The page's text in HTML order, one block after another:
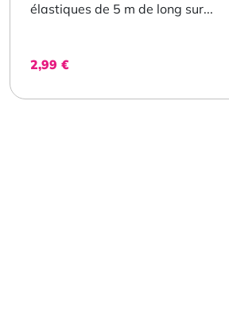
élastiques de 5 m de long sur...
2,99 €